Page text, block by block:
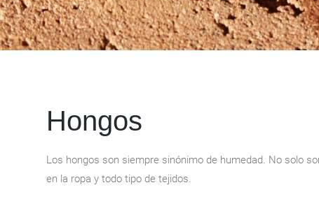
Hongos
Los hongos son siempre sinónimo de humedad. No solo
en la ropa y todo tipo de tejidos.